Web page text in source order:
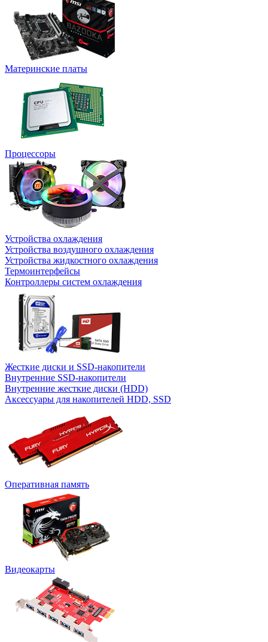
Материнские платы
Процессоры
Устройства охлаждения
Устройства воздушного охлаждения
Устройства жидкостного охлаждения
Термоинтерфейсы
Контроллеры систем охлаждения
Жесткие диски и SSD-накопители
Внутренние SSD-накопители
Внутренние жесткие диски (HDD)
Аксессуары для накопителей HDD, SSD
Оперативная память
Видеокарты